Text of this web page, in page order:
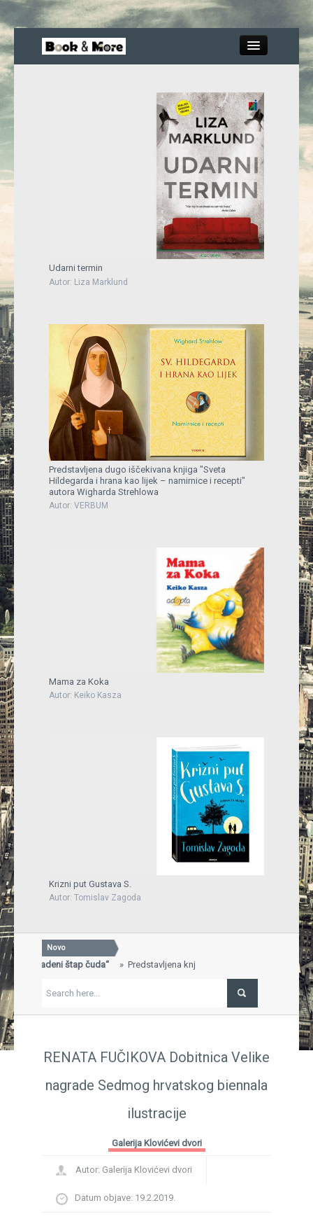
Udarni termin
Autor: Liza Marklund
Predstavljena dugo iščekivana knjiga "Sveta
Hildegarda i hrana kao lijek – namirnice i recepti"
autora Wigharda Strehlowa
Autor: VERBUM
Mama za Koka
Autor: Keiko Kasza
Krizni put Gustava S.
Autor: Tomislav Zagoda
Novo
Ukradeni štap čuda“ Predstavljena knjiga „Will Wilder:
SVEČANA
Gavran,
za najbolje uređen štand na 29. Sarajevskom sajmu
nagrada, Sajam knjiga, Sarajevo...
"Branjem"
FESTIVAL
Ivo Brešan
Povratak
BRITANIJA...
RENATA FUČIKOVA Dobitnica Velike
nagrade Sedmog hrvatskog biennala
ilustracije
Galerija Klovićevi dvori
Autor: Galerija Klovićevi dvori
Datum objave: 19.2.2019.